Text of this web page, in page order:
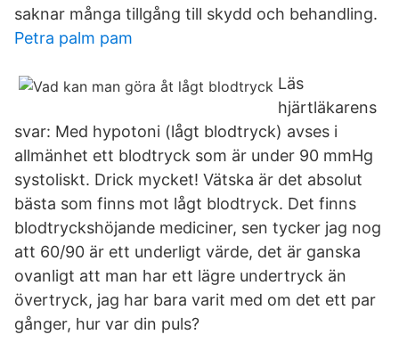
saknar många tillgång till skydd och behandling.
Petra palm pam
Läs
hjärtläkarens
svar: Med hypotoni (lågt blodtryck) avses i
allmänhet ett blodtryck som är under 90 mmHg
systoliskt. Drick mycket! Vätska är det absolut
bästa som finns mot lågt blodtryck. Det finns
blodtryckshöjande mediciner, sen tycker jag nog
att 60/90 är ett underligt värde, det är ganska
ovanligt att man har ett lägre undertryck än
övertryck, jag har bara varit med om det ett par
gånger, hur var din puls?